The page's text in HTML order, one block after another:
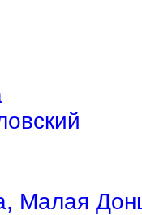
Малая